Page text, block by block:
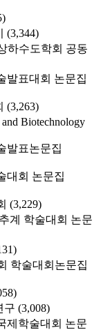
(3,344)
하수도학회 공동
발표대회 논문집
(3,263)
Biotechnology
발표논문집
대회 논문집
(3,229)
계 학술대회 논문
학술대회논문집
구 (3,008)
제학술대회 논문